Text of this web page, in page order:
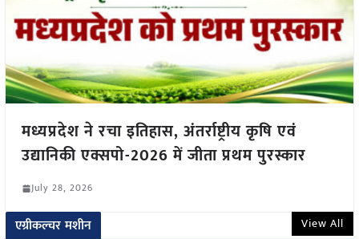
मध्यप्रदेश ने रचा इतिहास, अंतर्राष्ट्रीय कृषि एवं
उद्यानिकी एक्सपो-2026 में जीता प्रथम पुरस्कार
July 28, 2026
एग्रीकल्चर मशीन View All